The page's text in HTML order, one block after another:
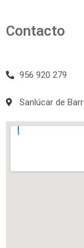
Contacto
956 920 279
Sanlúcar de